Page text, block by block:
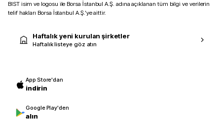
BIST isim ve logosu ile Borsa İstanbul A.Ş. adına açıklanan tüm bilgi ve verilerin
telif hakları Borsa İstanbul A.Ş.’ye aittir.
Haftalık yeni kurulan şirketler
Haftalık listeye göz atın
App Store'dan
indirin
Google Play'den
alın